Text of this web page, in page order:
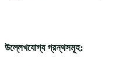
উল্লেখযোগ্য গ্রন্থসমূহ: